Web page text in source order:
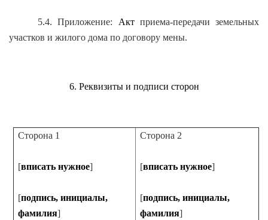
5.4. Приложение: Актприема-передачи земельных
участков и жилого дома по договору мены.
6. Реквизиты и подписи сторон
Сторона 1
[вписать нужное]
[подпись, инициалы,
фамилия]
Сторона 2
[вписать нужное]
[подпись, инициалы,
фамилия]